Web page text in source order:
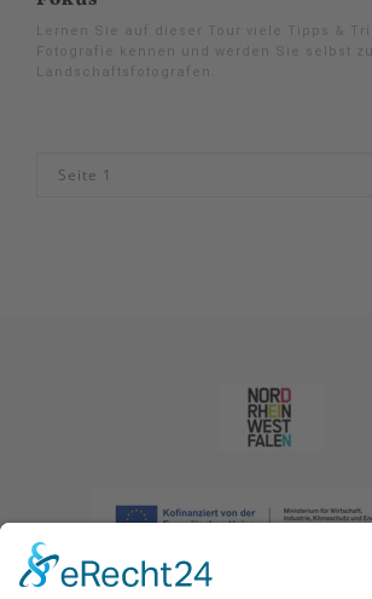
Lernen Sie auf dieser Tour viele Tipps &
Fotografie kennen und werden Sie selbst
Landschaftsfotografen.